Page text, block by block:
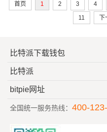
首页 1 2 3 4
11
比特派下载钱包
比特派
bitpie网址
全国统一服务热线： 400-